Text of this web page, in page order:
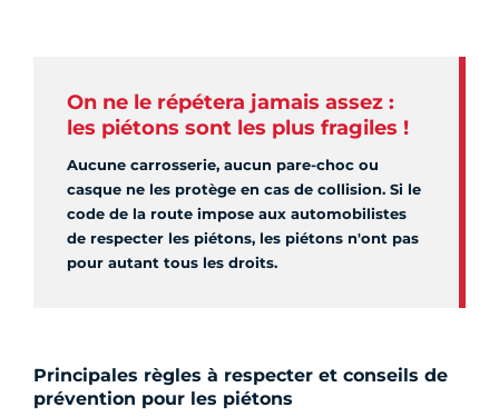
On ne le répétera jamais assez :
les piétons sont les plus fragiles !
Aucune carrosserie, aucun pare-choc ou
casque ne les protège en cas de collision. Si le
code de la route impose aux automobilistes
de respecter les piétons, les piétons n'ont pas
pour autant tous les droits.
Principales règles à respecter et conseils de
prévention pour les piétons